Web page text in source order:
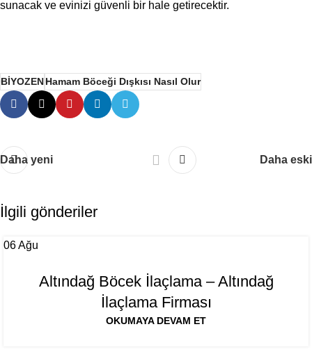
sunacak ve evinizi güvenli bir hale getirecektir.
BİYOZENHamam Böceği Dışkısı Nasıl Olur
Daha yeni Daha eski
İlgili gönderiler
06Ağu
Altındağ Böcek İlaçlama – Altındağ
İlaçlama Firması
OKUMAYA DEVAM ET